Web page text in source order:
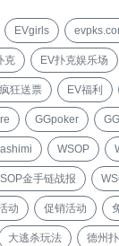
EVgirls
克 EV扑克娱乐场
狂送票 EV福利
GGpoker
WSOP
金手链战报
动 促销活动
大逃杀玩法 德州